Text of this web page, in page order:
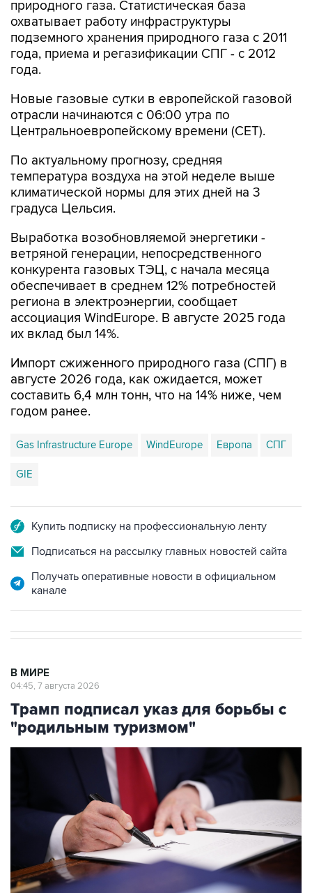
природного газа. Статистическая база
охватывает работу инфраструктуры
подземного хранения природного газа с 2011
года, приема и регазификации СПГ - с 2012
года.
Новые газовые сутки в европейской газовой
отрасли начинаются c 06:00 утра по
Центральноевропейскому времени (CET).
По актуальному прогнозу, средняя
температура воздуха на этой неделе выше
климатической нормы для этих дней на 3
градуса Цельсия.
Выработка возобновляемой энергетики -
ветряной генерации, непосредственного
конкурента газовых ТЭЦ, с начала месяца
обеспечивает в среднем 12% потребностей
региона в электроэнергии, сообщает
ассоциация WindEurope. В августе 2025 года
их вклад был 14%.
Импорт сжиженного природного газа (СПГ) в
августе 2026 года, как ожидается, может
составить 6,4 млн тонн, что на 14% ниже, чем
годом ранее.
Gas Infrastructure Europe WindEurope Европа СПГ
GIE
Купить подписку на профессиональную ленту
Подписаться на рассылку главных новостей сайта
Получать оперативные новости в официальном
канале
В МИРЕ
04:45, 7 августа 2026
Трамп подписал указ для борьбы с
"родильным туризмом"